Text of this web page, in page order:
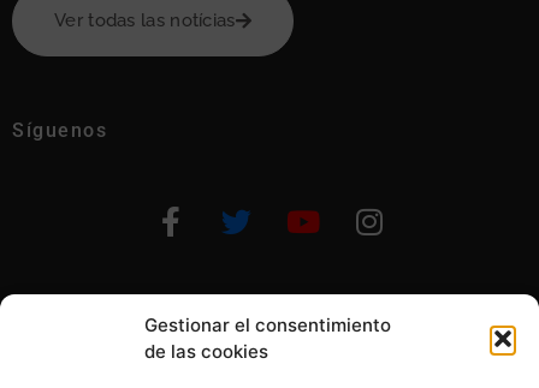
Gestionar el consentimiento
de las cookies
Ver todas las notícias
Síguenos
Otras formas de ayudar